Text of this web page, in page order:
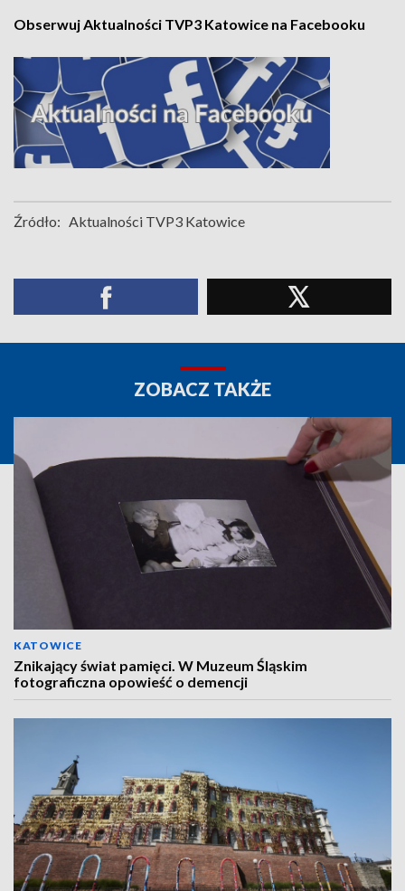
Obserwuj Aktualności TVP3 Katowice na Facebooku
Źródło: Aktualności TVP3 Katowice
ZOBACZ TAKŻE
KATOWICE
Znikający świat pamięci. W Muzeum Śląskim
fotograficzna opowieść o demencji